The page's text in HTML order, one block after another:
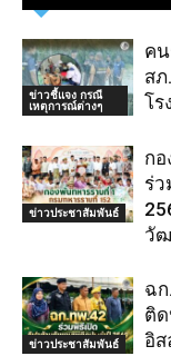
ข่าวชี้แจง กรณี
เหตุการณ์ต่างๆ
ค
สภ
โร
ข่าวประชาสัมพันธ์
ก
ร่
วั
ข่าวประชาสัมพันธ์
ฉ
ติ
อิส